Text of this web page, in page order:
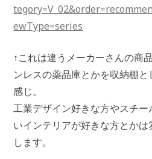
ewType=series
↑これは違うメーカーさんの商
ンレスの薬品庫とかを収納棚
感じ。
工業デザイン好きな方やスチ
いインテリアが好きな方とか
します。